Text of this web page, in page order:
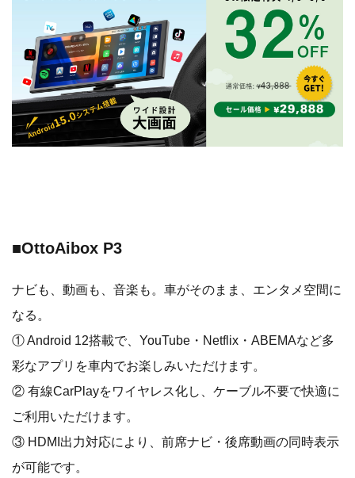
■OttoAibox P3
ナビも、動画も、音楽も。車がそのまま、エンタメ空間に
なる。
① Android 12搭載で、YouTube・Netflix・ABEMAなど多
彩なアプリを車内でお楽しみいただけます。
② 有線CarPlayをワイヤレス化し、ケーブル不要で快適に
ご利用いただけます。
③ HDMI出力対応により、前席ナビ・後席動画の同時表示
が可能です。